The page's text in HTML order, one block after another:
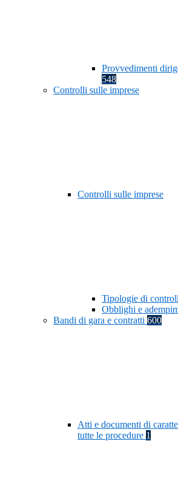
Provvedimenti
548
Controlli sulle imprese
Controlli sulle imprese
Tipologie di
Obblighi e
Bandi di gara e contratti 600
Atti e documenti di
tutte le procedure 1